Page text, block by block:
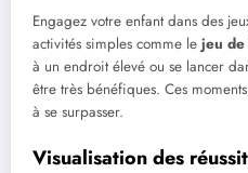
Engagez votre enfant dans des
activités simples comme le jeu
à un endroit élevé ou se lancer
être très bénéfiques. Ces
à se surpasser.
Visualisation des